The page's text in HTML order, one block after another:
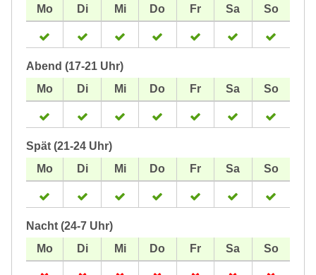
Abend (17-21 Uhr)
Spät (21-24 Uhr)
Nacht (24-7 Uhr)